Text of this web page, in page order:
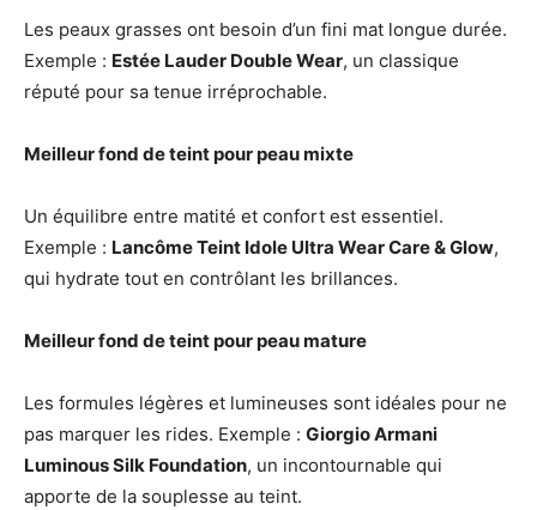
Les peaux grasses ont besoin d’un fini mat longue durée.
Exemple : Estée Lauder Double Wear, un classique
réputé pour sa tenue irréprochable.
Meilleur fond de teint pour peau mixte
Un équilibre entre matité et confort est essentiel.
Exemple : Lancôme Teint Idole Ultra Wear Care & Glow,
qui hydrate tout en contrôlant les brillances.
Meilleur fond de teint pour peau mature
Les formules légères et lumineuses sont idéales pour ne
pas marquer les rides. Exemple : Giorgio Armani
Luminous Silk Foundation, un incontournable qui
apporte de la souplesse au teint.